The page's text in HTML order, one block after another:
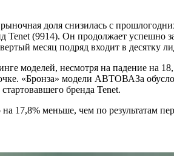
доля снизилась с
Tenet (9914). Он продолжает
месяц подряд входит в десятку
моделей, несмотря на падение на
«Бронза» модели АВТОВАЗа
бренда Tenet.
17,8% меньше, чем по результатам